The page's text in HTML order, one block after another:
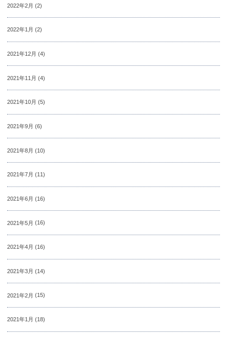
2022年2月 (2)
2022年1月 (2)
2021年12月 (4)
2021年11月 (4)
2021年10月 (5)
2021年9月 (6)
2021年8月 (10)
2021年7月 (11)
2021年6月 (16)
2021年5月 (16)
2021年4月 (16)
2021年3月 (14)
2021年2月 (15)
2021年1月 (18)